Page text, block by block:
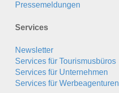
Pressemeldungen
Services
Newsletter
Services für Tourismusbüros
Services für Unternehmen
Services für Werbeagenturen